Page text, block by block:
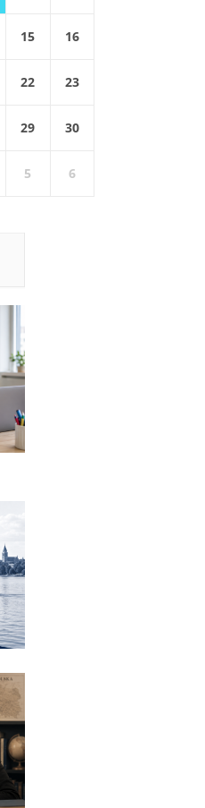
15 16
22 23
29 30
5 6